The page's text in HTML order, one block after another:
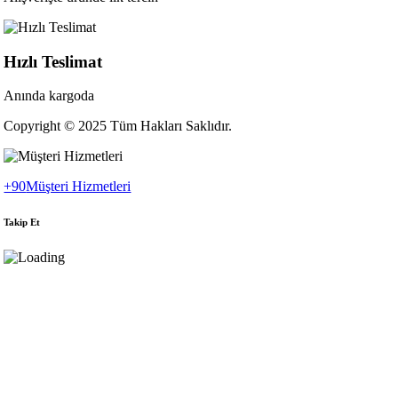
Hızlı Teslimat
Anında kargoda
Copyright © 2025 Tüm Hakları Saklıdır.
+90Müşteri Hizmetleri
Takip Et